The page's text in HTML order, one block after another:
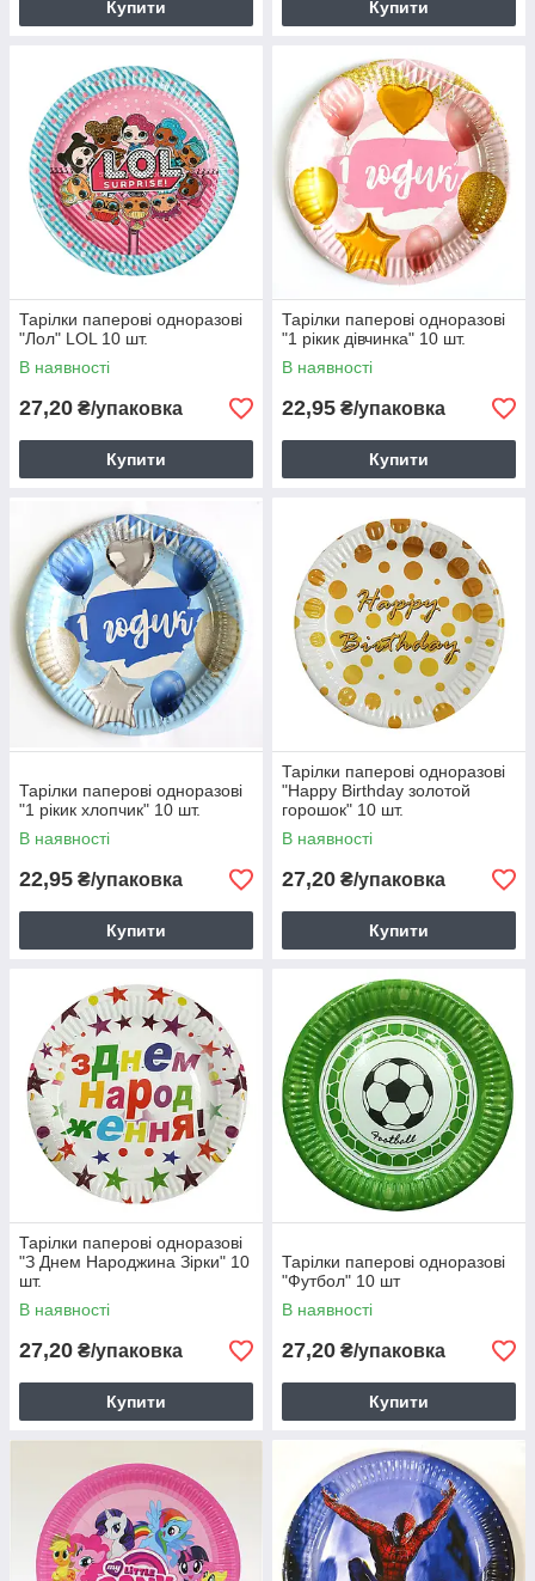
Купити Купити
Тарілки паперові одноразові
"Лол" LOL 10 шт.
В наявності
27,20 ₴/упаковка
Купити
Тарілки паперові одноразові
"1 рікик дівчинка" 10 шт.
В наявності
22,95 ₴/упаковка
Купити
Тарілки паперові одноразові
"1 рікик хлопчик" 10 шт.
В наявності
22,95 ₴/упаковка
Купити
Тарілки паперові одноразові
"Happy Birthday золотой
горошок" 10 шт.
В наявності
27,20 ₴/упаковка
Купити
Тарілки паперові одноразові
"З Днем Народжина Зірки" 10
шт.
В наявності
27,20 ₴/упаковка
Купити
Тарілки паперові одноразові
"Футбол" 10 шт
В наявності
27,20 ₴/упаковка
Купити